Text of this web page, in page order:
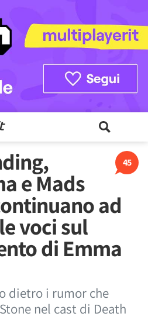
45
e Mads
ad
voci sul
di Emma
dietro i rumor che
nel cast di Death